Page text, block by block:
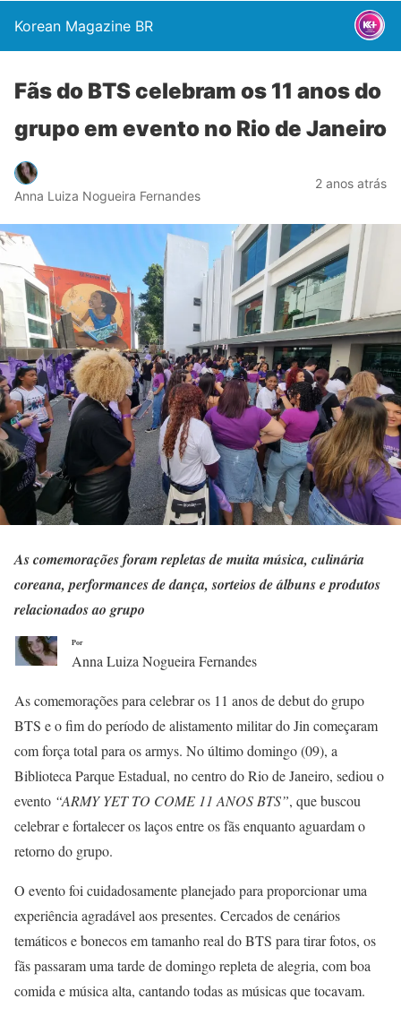
Korean Magazine BR
Fãs do BTS celebram os 11 anos do
grupo em evento no Rio de Janeiro
Anna Luiza Nogueira Fernandes
2 anos atrás
As comemorações foram repletas de muita música, culinária
coreana, performances de dança, sorteios de álbuns e produtos
relacionados ao grupo
Por
Anna Luiza Nogueira Fernandes
As comemorações para celebrar os 11 anos de debut do grupo
BTS e o fim do período de alistamento militar do Jin começaram
com força total para os armys. No último domingo (09), a
Biblioteca Parque Estadual, no centro do Rio de Janeiro, sediou o
evento “ARMY YET TO COME 11 ANOS BTS”, que buscou
celebrar e fortalecer os laços entre os fãs enquanto aguardam o
retorno do grupo.
O evento foi cuidadosamente planejado para proporcionar uma
experiência agradável aos presentes. Cercados de cenários
temáticos e bonecos em tamanho real do BTS para tirar fotos, os
fãs passaram uma tarde de domingo repleta de alegria, com boa
comida e música alta, cantando todas as músicas que tocavam.